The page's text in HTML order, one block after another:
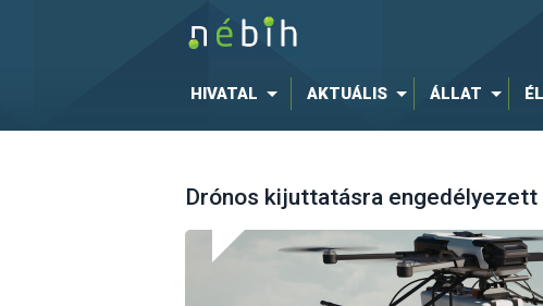
HIVATAL AKTUÁLIS ÁLLAT
Drónos kijuttatásra